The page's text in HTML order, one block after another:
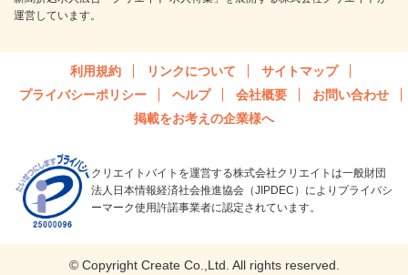
運営しています。
利用規約 リンクについて
サイトマップ
プライバシーポリシー
ヘルプ 会社概要
お問い合わせ
掲載をお考えの企業様へ
クリエイトバイトを運営する株式会社クリエイトは一般財団
法人日本情報経済社会推進協会（JIPDEC）によりプライバシ
ーマーク使用許諾事業者に認定されています。
© Copyright Create Co.,Ltd. All rights reserved.